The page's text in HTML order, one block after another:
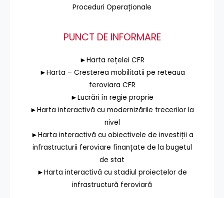
Proceduri Operaționale
PUNCT DE INFORMARE
►Harta rețelei CFR
►Harta – Cresterea mobilitatii pe reteaua
feroviara CFR
►Lucrări în regie proprie
►Harta interactivă cu modernizările trecerilor la
nivel
►Harta interactivă cu obiectivele de investiții a
infrastructurii feroviare finanțate de la bugetul
de stat
►Harta interactivă cu stadiul proiectelor de
infrastructură feroviară